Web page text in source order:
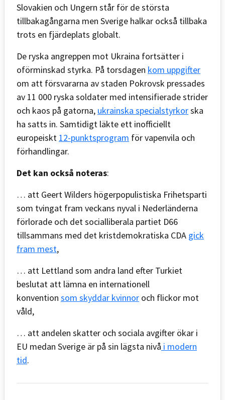
Slovakien och Ungern står för de största
tillbakagångarna men Sverige halkar också tillbaka
trots en fjärdeplats globalt.
De ryska angreppen mot Ukraina fortsätter i
oförminskad styrka. På torsdagen kom uppgifter
om att försvararna av staden Pokrovsk pressades
av 11 000 ryska soldater med intensifierade strider
och kaos på gatorna, ukrainska specialstyrkorska
ha satts in. Samtidigt läkte ett inofficiellt
europeiskt 12-punktsprogram för vapenvila och
förhandlingar.
Det kan också noteras:
… att Geert Wilders högerpopulistiska Frihetsparti
som tvingat fram veckans nyval i Nederländerna
förlorade och det socialliberala partiet D66
tillsammans med det kristdemokratiska CDA gick
fram mest,
… att Lettland som andra land efter Turkiet
beslutat att lämna en internationell
konvention som skyddar kvinnor och flickor mot
våld,
… att andelen skatter och sociala avgifter ökar i
EU medan Sverige är på sin lägsta nivå i modern
tid.